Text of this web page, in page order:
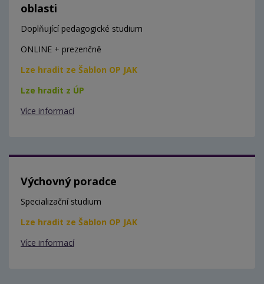
oblasti
Doplňující pedagogické studium
ONLINE + prezenčně
Lze hradit ze Šablon OP JAK
Lze hradit z ÚP
Více informací
Výchovný poradce
Specializační studium
Lze hradit ze Šablon OP JAK
Více informací